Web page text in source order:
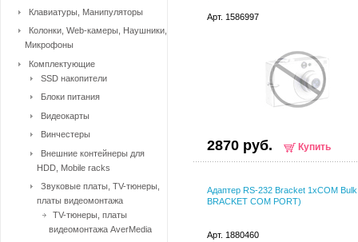
Арт. 1586997
2870 руб. Купить
Адаптер RS-232 Bracket 1xCOM Bulk
BRACKET COM PORT)
Арт. 1880460
Клавиатуры, Манипуляторы
Колонки, Web-камеры, Наушники,
Микрофоны
Комплектующие
SSD накопители
Блоки питания
Видеокарты
Винчестеры
Внешние контейнеры для
HDD, Mobile racks
Звуковые платы, TV-тюнеры,
платы видеомонтажа
TV-тюнеры, платы
видеомонтажа AverMedia